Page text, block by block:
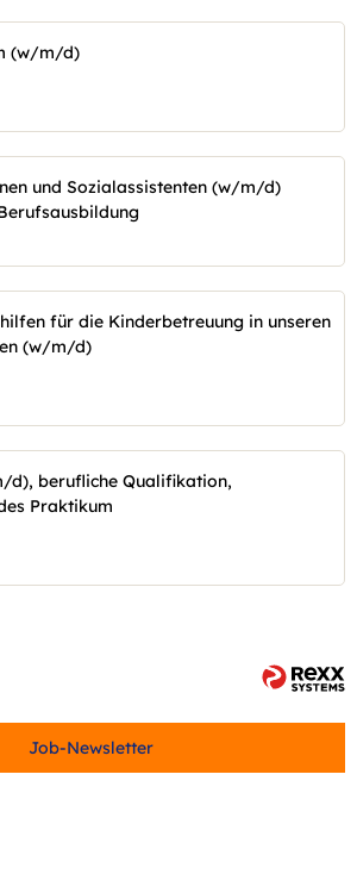
(w/m/d)
und Sozialassistenten (w/m/d)
für die Kinderbetreuung in unseren
(w/m/d)
berufliche Qualifikation,
Praktikum
Job-Newsletter